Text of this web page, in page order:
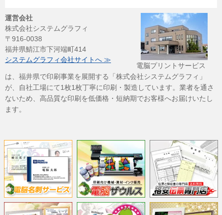
運営会社
株式会社システムグラフィ
〒916-0038
福井県鯖江市下河端町414
システムグラフィ会社サイトへ ≫
電脳プリントサービス
は、福井県で印刷事業を展開する「株式会社システムグラフィ」
が、自社工場にて1枚1枚丁寧に印刷・製造しています。業者を通さ
ないため、高品質な印刷を低価格・短納期でお客様へお届けいたし
ます。